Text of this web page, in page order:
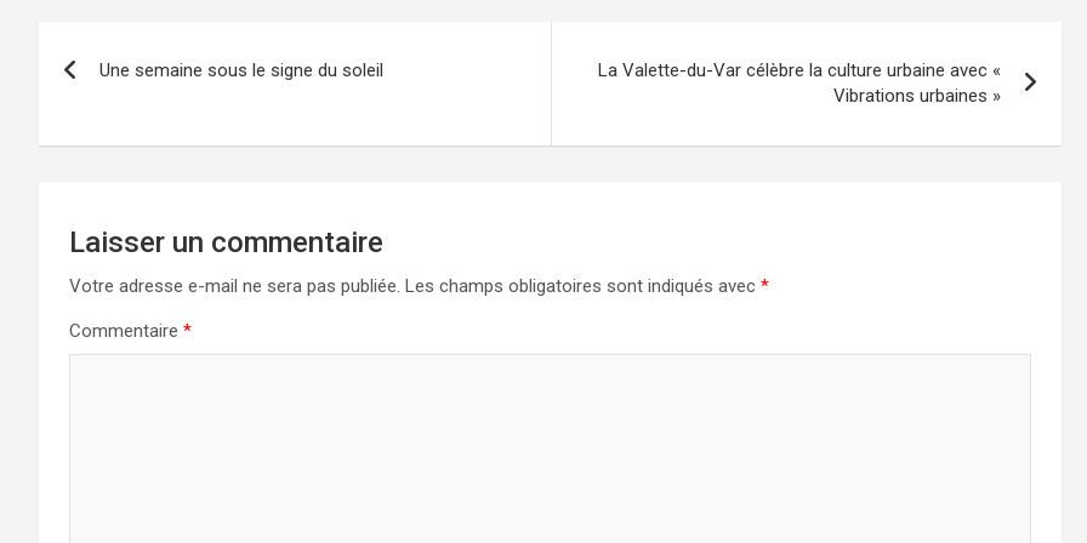
de
l’article
Une semaine sous le signe du soleil
La Valette-du-Var célèbre la culture urbaine avec «
Vibrations urbaines »
Laisser un commentaire
Votre adresse e-mail ne sera pas publiée. Les champs obligatoires sont indiqués avec *
Commentaire *